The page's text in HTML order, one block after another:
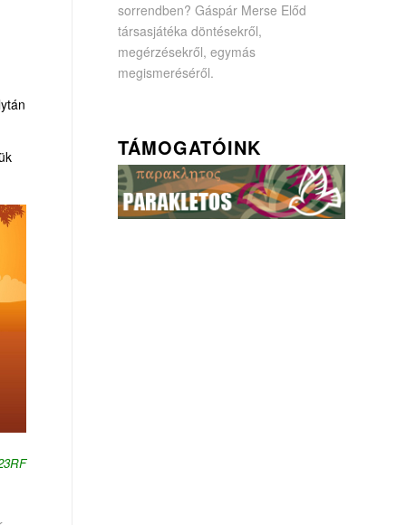
sorrendben? Gáspár Merse Előd
társasjátéka döntésekről,
megérzésekről, egymás
megismeréséről.
TÁMOGATÓINK